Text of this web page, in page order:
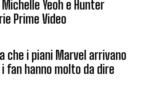
Yeoh e Hunter
Prime Video
che i piani Marvel arrivano
fan hanno molto da dire